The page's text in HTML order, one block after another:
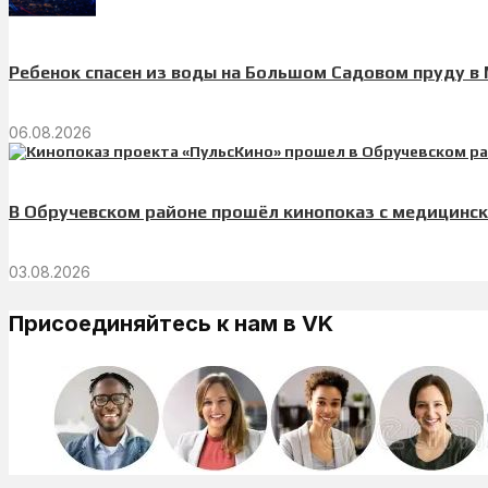
Ребенок спасен из воды на Большом Садовом пруду в
06.08.2026
В Обручевском районе прошёл кинопоказ с
03.08.2026
Присоединяйтесь к нам в VK